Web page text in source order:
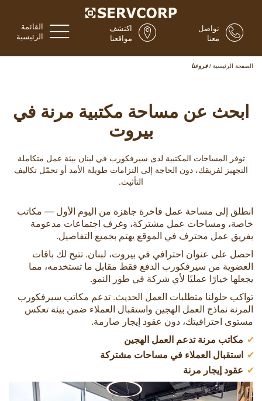
القائمة
الرئيسية
اكتشف
مواقعنا
تواصل
معنا
الصفحة الرئيسية / فروعنا
ابحث عن مساحة مكتبية مرنة في
بيروت
توفر المساحات المكتبية لدى سيرفكورب في لبنان بيئة عمل متكاملة
التجهيز لفريقك، دون الحاجة إلى التزامات طويلة الأمد أو تحمّل تكاليف
التأثيث.
انطلق إلى مساحة عمل فاخرة جاهزة من اليوم الأول — مكاتب
خاصة، ومساحات عمل مشتركة، وغرف اجتماعات مدعومة
بفريق عمل محترف في الموقع يهتم بجميع التفاصيل.
احصل على عنوان احترافي في بيروت، لبنان. تتيح لك باقات
العضوية من سيرفكورب الدفع فقط مقابل ما تستخدمه، مما
يجعلها خيارًا عمليًا لأي شركة في طور النمو.
تواكب حلولنا متطلبات العمل الحديث. تدعم مكاتب سيرفكورب
المرنة نماذج العمل الهجين واستقبال العملاء ضمن بيئة تعكس
مستوى احترافيتك، دون عقود إيجار صارمة.
مكاتب مرنة تدعم العمل الهجين
استقبال العملاء في مساحات مشتركة
عقود إيجار مرنة